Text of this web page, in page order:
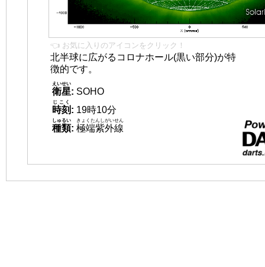
👈 お気に入りのアイコンをクリック！
北半球に広がるコロナホール(黒い部分)が特
徴的です。
衛星
えいせい
: SOHO
時刻
じこく
: 19時10分
種類
しゅるい
: 極端紫外線
きょくたんしがいせん